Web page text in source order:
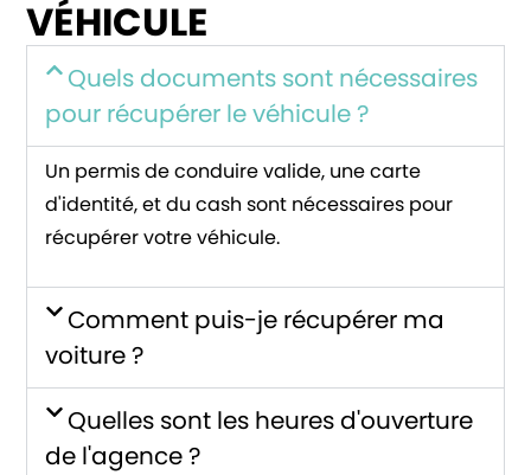
VÉHICULE
Quels documents sont nécessaires
pour récupérer le véhicule ?
Un permis de conduire valide, une carte
d'identité, et du cash sont nécessaires pour
récupérer votre véhicule.
Comment puis-je récupérer ma
voiture ?
Quelles sont les heures d'ouverture
de l'agence ?